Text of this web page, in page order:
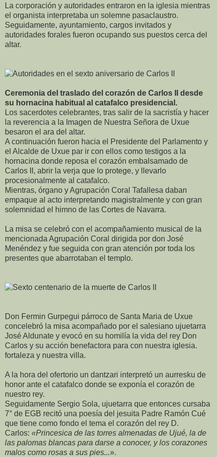
La corporación y autoridades entraron en la iglesia mientras
el organista interpretaba un solemne pasaclaustro.
Seguidamente, ayuntamiento, cargos invitados y
autoridades forales fueron ocupando sus puestos cerca del
altar.
Ceremonia del traslado del corazón de Carlos II desde
su hornacina habitual al catafalco presidencial.
Los sacerdotes celebrantes, tras salir de la sacristía y hacer
la reverencia a la Imagen de Nuestra Señora de Uxue
besaron el ara del altar.
A continuación fueron hacia el Presidente del Parlamento y
el Alcalde de Uxue par ir con ellos como testigos a la
hornacina donde reposa el corazón embalsamado de
Carlos II, abrir la verja que lo protege, y llevarlo
procesionalmente al catafalco.
Mientras, órgano y Agrupación Coral Tafallesa daban
empaque al acto interpretando magistralmente y con gran
solemnidad el himno de las Cortes de Navarra.
La misa se celebró con el acompañamiento musical de la
mencionada Agrupación Coral dirigida por don José
Menéndez y fue seguida con gran atención por toda los
presentes que abarrotaban el templo.
Don Fermin Gurpegui párroco de Santa Maria de Uxue
concelebró la misa acompañado por el salesiano ujuetarra
José Aldunate y evocó en su homilía la vida del rey Don
Carlos y su acción benefactora para con nuestra iglesia.
fortaleza y nuestra villa.
A la hora del ofertorio un dantzari interpretó un aurresku de
honor ante el catafalco donde se exponía el corazón de
nuestro rey.
Seguidamente Sergio Sola, ujuetarra que entonces cursaba
7° de EGB recitó una poesía del jesuita Padre Ramón Cué
que tiene como fondo el tema el corazón del rey D.
Carlos: «Princesica de las torres almenadas de Ujué, la de
las palomas blancas para darse a conocer, y los corazones
malos como rosas a sus pies...».